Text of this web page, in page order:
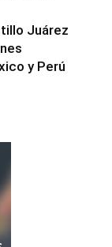
Juárez
y Perú